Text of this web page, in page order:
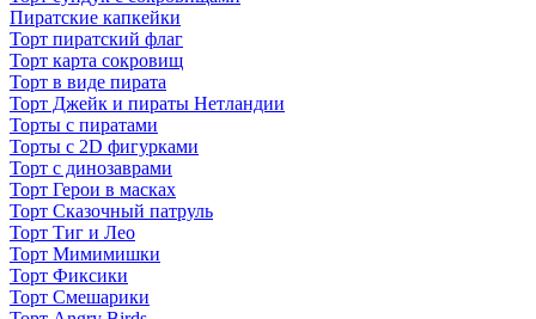
Пиратские капкейки
Торт пиратский флаг
Торт карта сокровищ
Торт в виде пирата
Торт Джейк и пираты Нетландии
Торты с пиратами
Торты с 2D фигурками
Торт с динозаврами
Торт Герои в масках
Торт Сказочный патруль
Торт Тиг и Лео
Торт Мимимишки
Торт Фиксики
Торт Смешарики